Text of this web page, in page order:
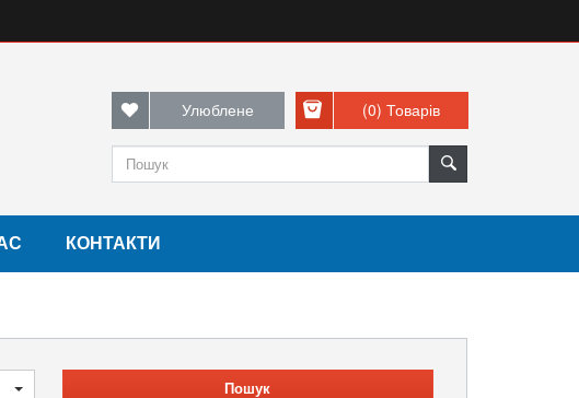
Улюблене (0) Товарів
КОНТАКТИ
Пошук